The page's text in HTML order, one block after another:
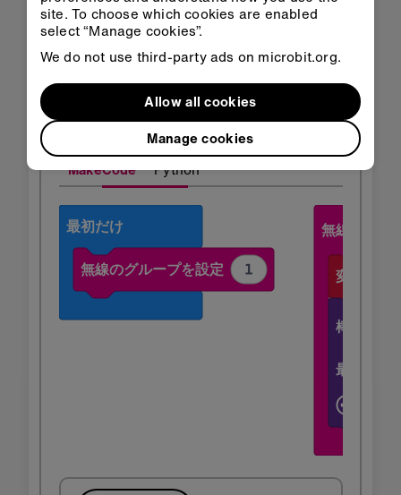
HEXをダウンロード
受信機
MakeCode Python
site. To choose which cookies are enabled
select “Manage cookies”.
We do not use third-party ads on microbit.org.
Manage cookies
Allow all cookies